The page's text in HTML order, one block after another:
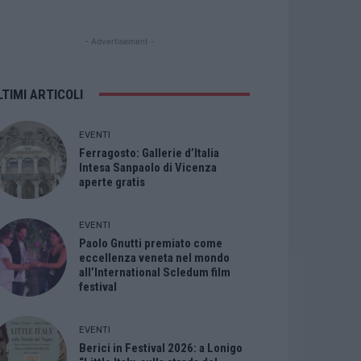
- Advertisement -
ARTICOLI
EVENTI
Ferragosto: Gallerie d’Italia
Intesa Sanpaolo di Vicenza
aperte gratis
EVENTI
Paolo Gnutti premiato come
eccellenza veneta nel mondo
all’International Scledum film
festival
EVENTI
Berici in Festival 2026: a Lonigo